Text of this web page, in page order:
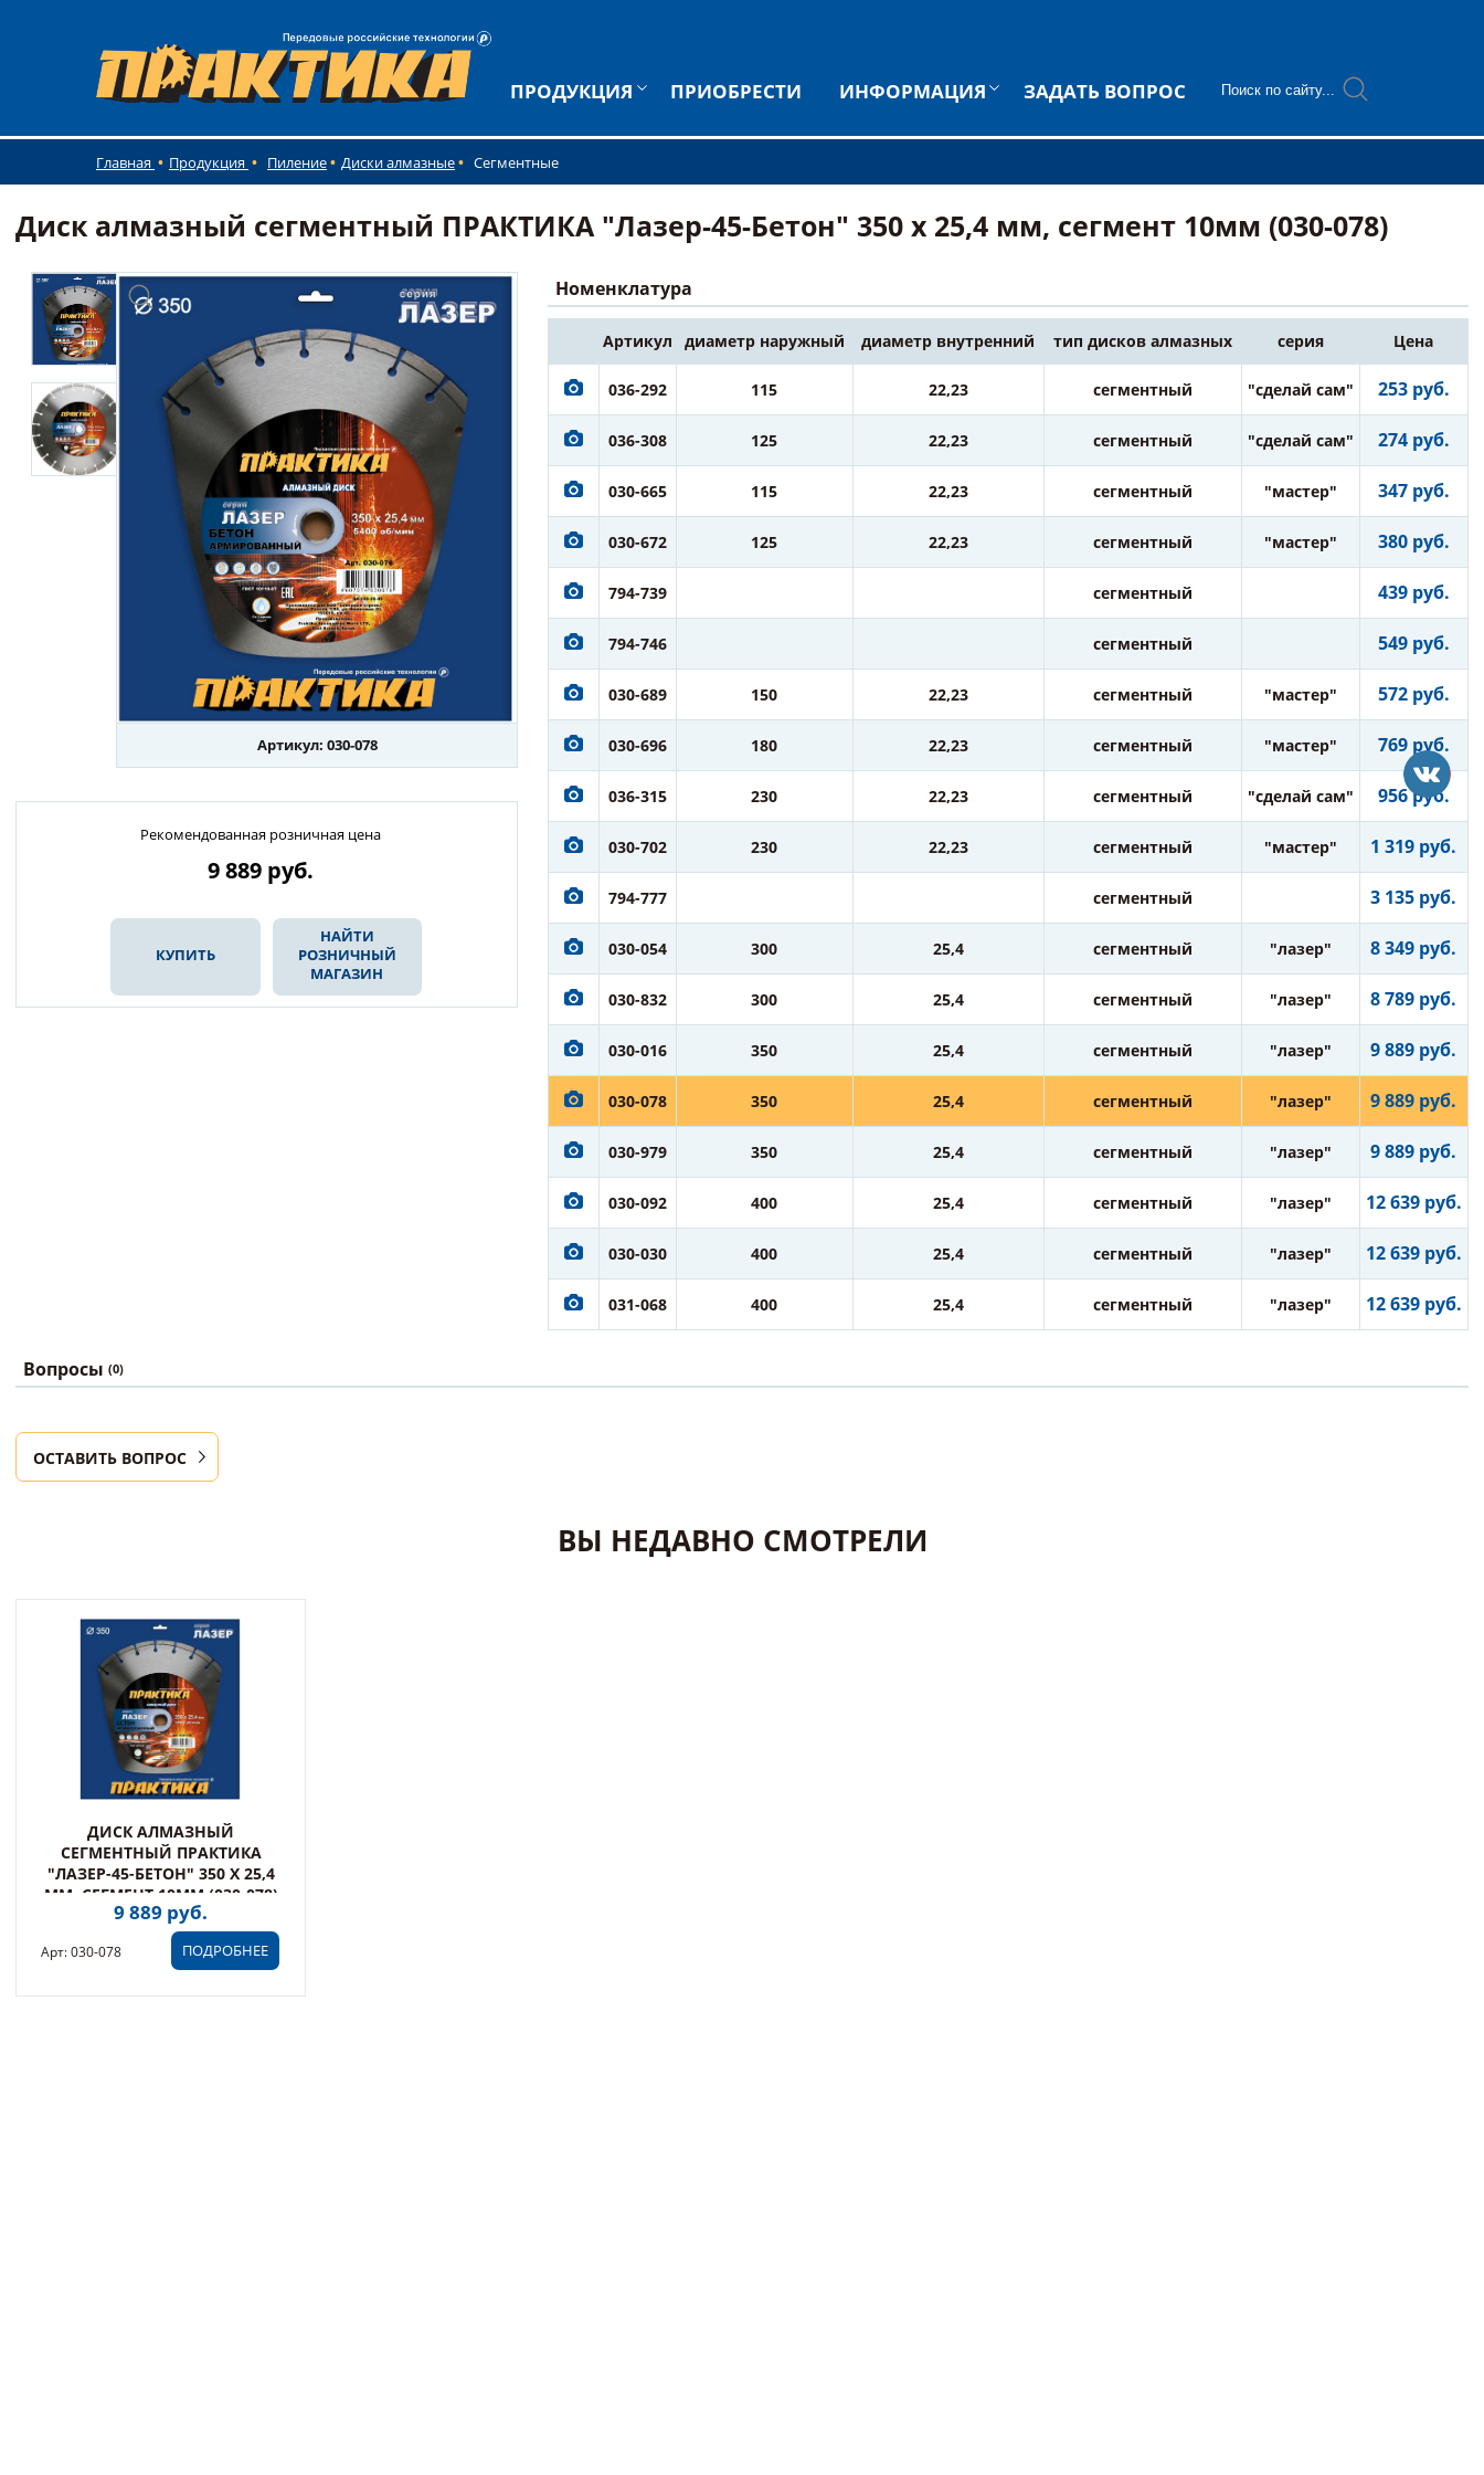
ПРОДУКЦИЯ ПРИОБРЕСТИ ИНФОРМАЦИЯ ЗАДАТЬ ВОПРОС
Главная Продукция Пиление Диски алмазные Сегментные
Диск алмазный сегментный ПРАКТИКА "Лазер-45-Бетон" 350 х 25,4 мм, сегмент 10мм (030-078)
Артикул: 030-078
Рекомендованная розничная цена
9 889 руб.
КУПИТЬ
НАЙТИ
РОЗНИЧНЫЙ
МАГАЗИН
Номенклатура
Артикул диаметр наружный диаметр внутренний тип дисков алмазных серия Цена
036-292 115 22,23 сегментный "сделай сам" 253 руб.
036-308 125 22,23 сегментный "сделай сам" 274 руб.
030-665 115 22,23 сегментный "мастер" 347 руб.
030-672 125 22,23 сегментный "мастер" 380 руб.
794-739 сегментный 439 руб.
794-746 сегментный 549 руб.
030-689 150 22,23 сегментный "мастер" 572 руб.
030-696 180 22,23 сегментный "мастер" 769 руб.
036-315 230 22,23 сегментный "сделай сам" 956 руб.
030-702 230 22,23 сегментный "мастер" 1 319 руб.
794-777 сегментный 3 135 руб.
030-054 300 25,4 сегментный "лазер" 8 349 руб.
030-832 300 25,4 сегментный "лазер" 8 789 руб.
030-016 350 25,4 сегментный "лазер" 9 889 руб.
030-078 350 25,4 сегментный "лазер" 9 889 руб.
030-979 350 25,4 сегментный "лазер" 9 889 руб.
030-092 400 25,4 сегментный "лазер" 12 639 руб.
030-030 400 25,4 сегментный "лазер" 12 639 руб.
031-068 400 25,4 сегментный "лазер" 12 639 руб.
Вопросы (0)
ОСТАВИТЬ ВОПРОС
ВЫ НЕДАВНО СМОТРЕЛИ
ДИСК АЛМАЗНЫЙ
СЕГМЕНТНЫЙ ПРАКТИКА
"ЛАЗЕР-45-БЕТОН" 350 Х 25,4
ММ, СЕГМЕНТ 10ММ (030-078)
9 889 руб.
ПОДРОБНЕЕ
Арт: 030-078